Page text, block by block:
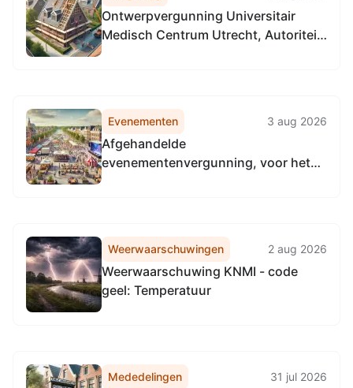
Ontwerpvergunning Universitair
Medisch Centrum Utrecht, Autoriteit
Evenementen 3 aug 2026
Afgehandelde
evenementenvergunning, voor het
Weerwaarschuwingen 2 aug 2026
Weerwaarschuwing KNMI - code
geel: Temperatuur
Mededelingen 31 jul 2026